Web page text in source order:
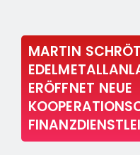
MARTIN
ERÖFFNET NEUE